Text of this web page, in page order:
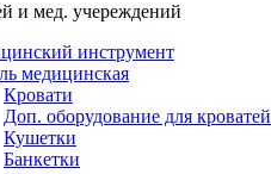
и мед. учереждений
инструмент
медицинская
Кровати
Доп. оборудование для кроватей
Кушетки
Банкетки